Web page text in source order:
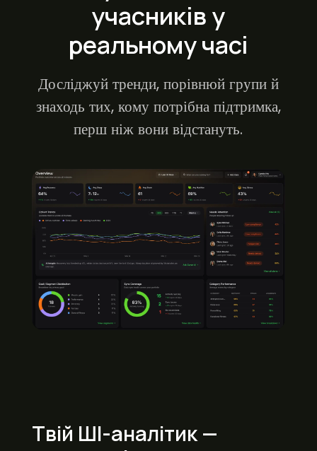
учасників у
реальному часі
Досліджуй тренди, порівнюй групи й
знаходь тих, кому потрібна підтримка,
перш ніж вони відстануть.
Твій ШІ-аналітик —